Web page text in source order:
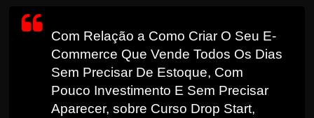
Com Relação a Como Criar O Seu E-
Commerce Que Vende Todos Os Dias
Sem Precisar De Estoque, Com
Pouco Investimento E Sem Precisar
Aparecer, sobre Curso Drop Start,